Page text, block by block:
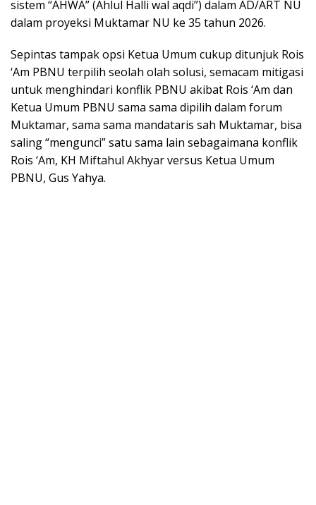
sistem “AHWA” (Ahlul Halli wal aqdi”) dalam AD/ART NU
dalam proyeksi Muktamar NU ke 35 tahun 2026.
Sepintas tampak opsi Ketua Umum cukup ditunjuk Rois
‘Am PBNU terpilih seolah olah solusi, semacam mitigasi
untuk menghindari konflik PBNU akibat Rois ‘Am dan
Ketua Umum PBNU sama sama dipilih dalam forum
Muktamar, sama sama mandataris sah Muktamar, bisa
saling “mengunci” satu sama lain sebagaimana konflik
Rois ‘Am, KH Miftahul Akhyar versus Ketua Umum
PBNU, Gus Yahya.